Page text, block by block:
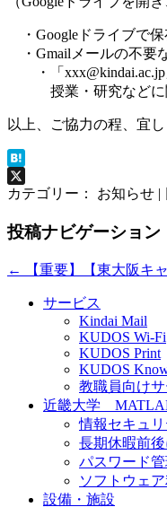
・Googleドライブで保
・Gmailメールの不要
・「xxx@kindai.ac.jp
授業・研究などに関
以上、ご協力の程、宜
Hatena
X
カテゴリー： お知らせ |
投稿ナビゲーション
← 【重要】【東大阪キ
サービス
Kindai Mail
KUDOS Wi-Fi
KUDOS Print
KUDOS
教職員向け
近畿大学
情報セキュリ
長期休暇前
パスワード管
ソフトウェ
設備・施設